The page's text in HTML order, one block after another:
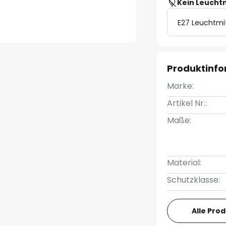
Kein
E27
Marke:
Artikel Nr.:
Maße:
Material:
Schutzklasse:
Alle